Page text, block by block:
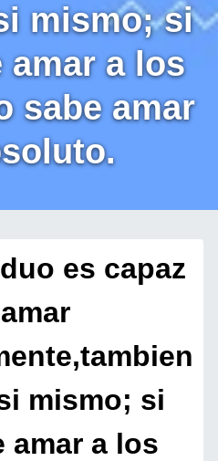
mismo; si
amar a los
sabe amar
es capaz
mismo; si
amar a los